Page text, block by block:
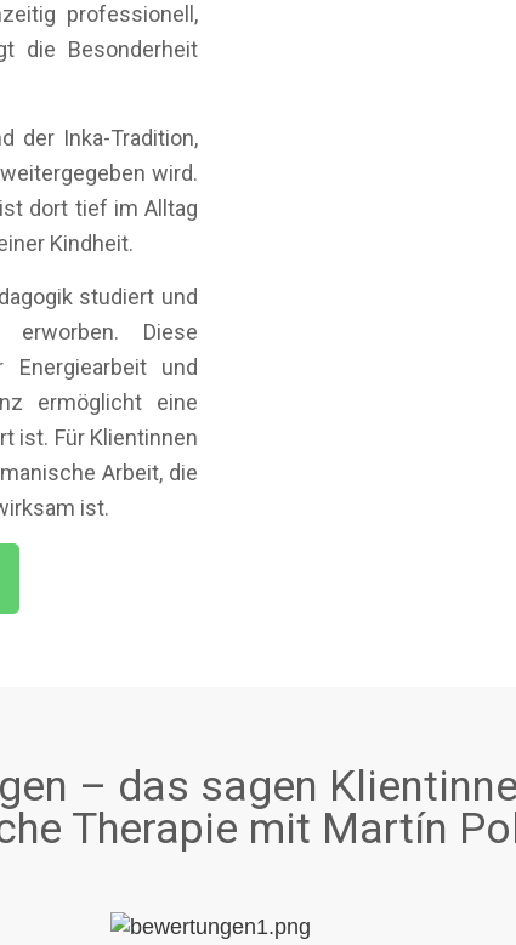
professionell,
die Besonderheit
der Inka-Tradition,
wird.
dort tief im Alltag
Kindheit.
studiert und
erworben. Diese
Energiearbeit und
ermöglicht eine
ist. Für Klientinnen
Arbeit, die
ist.
– das sagen
Therapie mit Martín